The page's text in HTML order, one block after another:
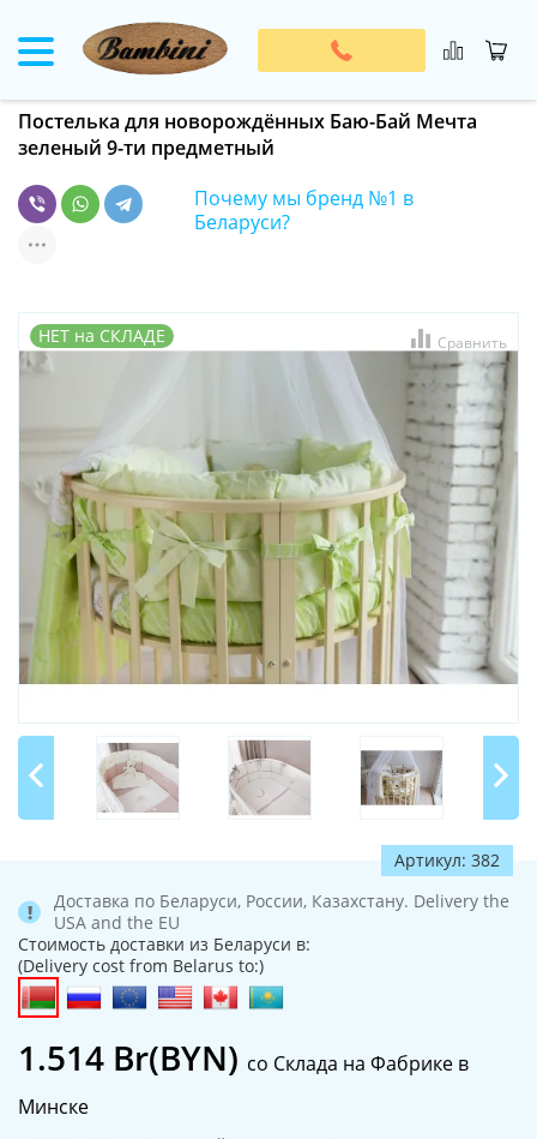
Постелька для новорождённых Баю-Бай Мечта
зеленый 9-ти предметный
Почему мы бренд №1 в
Беларуси?
НЕТ на СКЛАДЕ Сравнить
Артикул: 382
Доставка по Беларуси, России, Казахстану. Delivery the
USA and the EU
Стоимость доставки из Беларуси в:
(Delivery cost from Belarus to:)
1.514 Br(BYN) со Склада на Фабрике в
Минске